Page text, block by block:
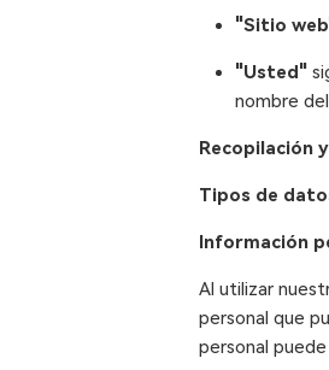
"Sitio
"Usted"
nombre
Recopilación
Tipos de
Información
Al utilizar
personal que
personal